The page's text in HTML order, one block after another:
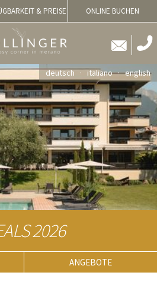
& PREISE ONLINE BUCHEN
deutsch italiano english
2026
ANGEBOTE